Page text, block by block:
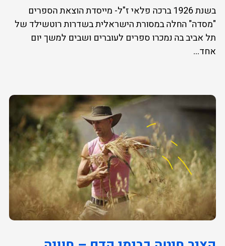
בשנת 1926 ברכה פלאי ז"ל- מייסדת הוצאת הספרים
"מסדה" החלה במסורת הישראלית בשדרות רוטשילד של
תל אביב בה נמכרו ספרים לעוברים ושבים למשך יום
אחד...